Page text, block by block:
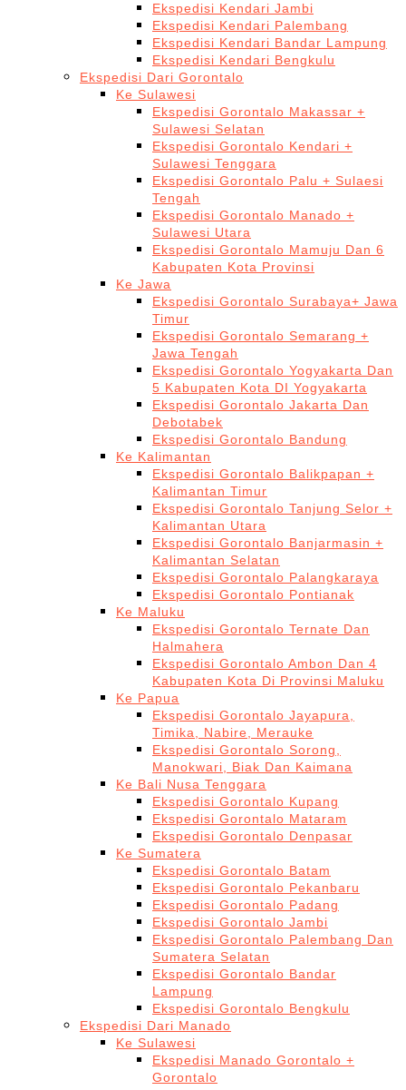
Ekspedisi Kendari Jambi
Ekspedisi Kendari Palembang
Ekspedisi Kendari Bandar Lampung
Ekspedisi Kendari Bengkulu
Ekspedisi Dari Gorontalo
Ke Sulawesi
Ekspedisi Gorontalo Makassar +
Sulawesi Selatan
Ekspedisi Gorontalo Kendari +
Sulawesi Tenggara
Ekspedisi Gorontalo Palu + Sulaesi
Tengah
Ekspedisi Gorontalo Manado +
Sulawesi Utara
Ekspedisi Gorontalo Mamuju Dan 6
Kabupaten Kota Provinsi
Ke Jawa
Ekspedisi Gorontalo Surabaya+ Jawa
Timur
Ekspedisi Gorontalo Semarang +
Jawa Tengah
Ekspedisi Gorontalo Yogyakarta Dan
5 Kabupaten Kota DI Yogyakarta
Ekspedisi Gorontalo Jakarta Dan
Debotabek
Ekspedisi Gorontalo Bandung
Ke Kalimantan
Ekspedisi Gorontalo Balikpapan +
Kalimantan Timur
Ekspedisi Gorontalo Tanjung Selor +
Kalimantan Utara
Ekspedisi Gorontalo Banjarmasin +
Kalimantan Selatan
Ekspedisi Gorontalo Palangkaraya
Ekspedisi Gorontalo Pontianak
Ke Maluku
Ekspedisi Gorontalo Ternate Dan
Halmahera
Ekspedisi Gorontalo Ambon Dan 4
Kabupaten Kota Di Provinsi Maluku
Ke Papua
Ekspedisi Gorontalo Jayapura,
Timika, Nabire, Merauke
Ekspedisi Gorontalo Sorong,
Manokwari, Biak Dan Kaimana
Ke Bali Nusa Tenggara
Ekspedisi Gorontalo Kupang
Ekspedisi Gorontalo Mataram
Ekspedisi Gorontalo Denpasar
Ke Sumatera
Ekspedisi Gorontalo Batam
Ekspedisi Gorontalo Pekanbaru
Ekspedisi Gorontalo Padang
Ekspedisi Gorontalo Jambi
Ekspedisi Gorontalo Palembang Dan
Sumatera Selatan
Ekspedisi Gorontalo Bandar
Lampung
Ekspedisi Gorontalo Bengkulu
Ekspedisi Dari Manado
Ke Sulawesi
Ekspedisi Manado Gorontalo +
Gorontalo